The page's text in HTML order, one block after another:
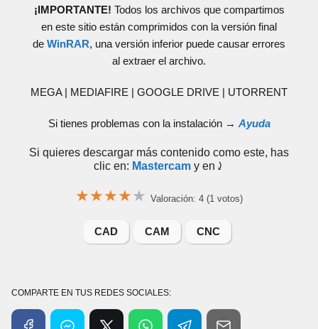
¡IMPORTANTE! Todos los archivos que compartimos
en este sitio están comprimidos con la versión final
de WinRAR, una versión inferior puede causar errores
al extraer el archivo.
MEGA | MEDIAFIRE | GOOGLE DRIVE | UTORRENT
Si tienes problemas con la instalación → Ayuda
Si quieres descargar más contenido como este, has
clic en: Mastercam y en⤸
★★★★★ Valoración: 4 (1 votos)
CAD CAM CNC
COMPARTE EN TUS REDES SOCIALES: